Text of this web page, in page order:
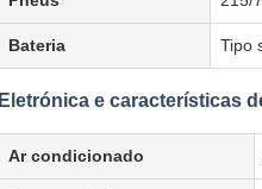
Bateria Tipo
Eletrónica e características
Ar condicionado